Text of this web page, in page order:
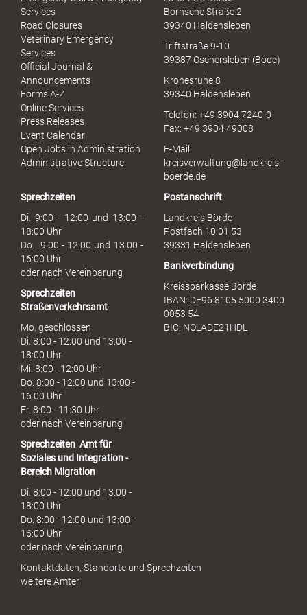
u
h
Services
Road Closures
Veterinary Emergency
Services
Official Journal &
Announcements
Forms A-Z
Online Services
Press Releases
Event Calendar
Open Jobs in Administration
Administrative Structure
Bornsche Straße 2
39340 Haldensleben
Triftstraße 9-10
39387 Oschersleben (Bode)
Kronesruhe 8
39340 Haldensleben
Telefon: +49 3904 7240-0
Fax: +49 3904 49008
E-Mail:
kreisverwaltung@landkreis-
boerde.de
Sprechzeiten
Di. 9:00 - 12:00 und 13:00 -
18:00 Uhr
Do. 9:00 - 12:00 und 13:00 -
16:00 Uhr
oder nach Vereinbarung
Sprechzeiten
Straßenverkehrsamt
Mo. geschlossen
Di. 8:00 - 12:00 und 13:00 -
18:00 Uhr
Mi. 8:00 - 12:00 Uhr
Do. 8:00 - 12:00 und 13:00 -
16:00 Uhr
Fr. 8:00 - 11:30 Uhr
oder nach Vereinbarung
Sprechzeiten Amt für
Soziales und Integration -
Bereich Migration
Di. 8:00 - 12:00 und 13:00 -
18:00 Uhr
Do. 8:00 - 12:00 und 13:00 -
16:00 Uhr
oder nach Vereinbarung
Postanschrift
Landkreis Börde
Postfach 10 01 53
39331 Haldensleben
Bankverbindung
Kreissparkasse Börde
IBAN: DE96 8105 5000 3400
0053 54
BIC: NOLADE21HDL
Kontaktdaten, Standorte und Sprechzeiten
weitere Ämter